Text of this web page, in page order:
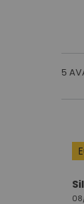
5